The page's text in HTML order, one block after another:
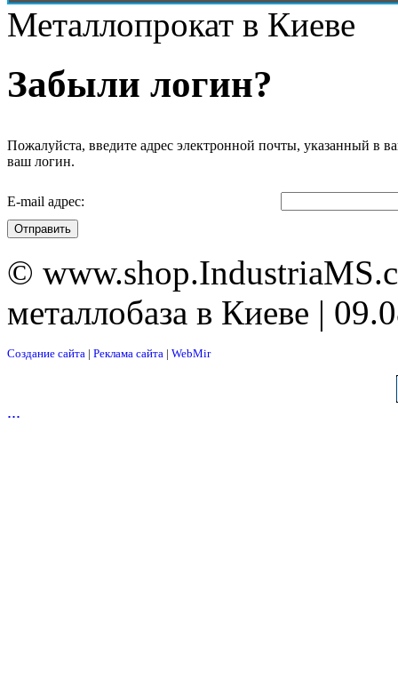
Металлопрокат в Киеве
Забыли логин?
Пожалуйста, введите адрес электронной почты, указанный в
ваш логин.
E-mail адрес:
Отправить
©
металлобаза в Киеве |
Создание сайта | Реклама сайта | WebMir
...